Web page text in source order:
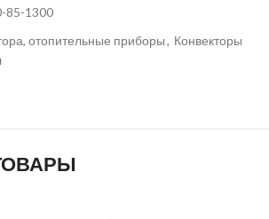
85-1300
отопительные приборы, Конвекторы